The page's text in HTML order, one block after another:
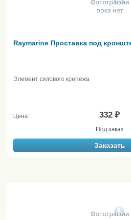
Raymarine Проставка под
Элемент силового крепежа
Цена: 332 ₽
Под заказ
Заказать